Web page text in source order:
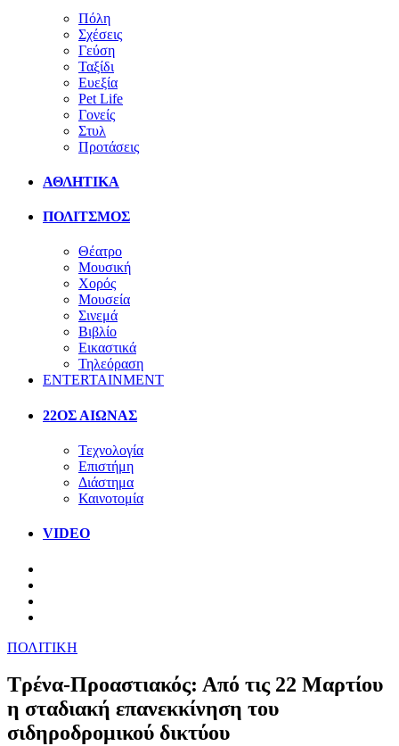
Πόλη
Σχέσεις
Γεύση
Ταξίδι
Ευεξία
Pet Life
Γονείς
Στυλ
Προτάσεις
ΑΘΛΗΤΙΚΑ
ΠΟΛΙΤΣΜΟΣ
Θέατρο
Μουσική
Χορός
Μουσεία
Σινεμά
Βιβλίο
Εικαστικά
Τηλεόραση
ENTERTAINMENT
22ΟΣ ΑΙΩΝΑΣ
Τεχνολογία
Επιστήμη
Διάστημα
Καινοτομία
VIDEO
ΠΟΛΙΤΙΚΗ
Τρένα-Προαστιακός: Από τις 22 Μαρτίου
η σταδιακή επανεκκίνηση του
σιδηροδρομικού δικτύου